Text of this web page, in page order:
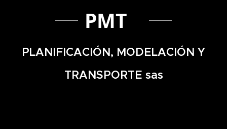
PMT
PLANIFICACIÓN, MODELACIÓN Y
TRANSPORTE sas